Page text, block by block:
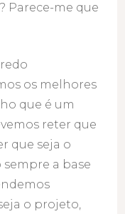
Parece-me que
os melhores
que é um
reter que
que seja o
sempre a base
o projeto,